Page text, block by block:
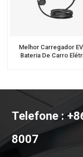
Melhor Carregador
Bateria De Carro
Telefone :
8007